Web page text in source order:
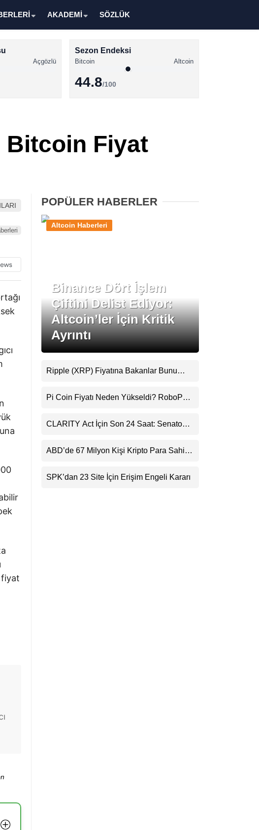
Altcoin Haberleri
XRP Haberleri
LinkedIn
Telegram
AKADEMİ SÖZLÜK
Açgözlü
Sezon Endeksi
Bitcoin Altcoin
44.8/100
Bitcoin Fiyat
fiyat
POPÜLER HABERLER
Binance Dört İşlem
Çiftini Delist Ediyor:
Altcoin’ler İçin Kritik
Ayrıntı
Altcoin Haberleri
Ripple (XRP) Fiyatına Bakanlar Bunu
Uyarı
Pi Coin Fiyatı Neden Yükseldi? RoboPay
Destekledi
CLARITY Act İçin Son 24 Saat: Senato
Beklentisini Bozabilir
ABD’de 67 Milyon Kişi Kripto Para Sahibi:
SPK’dan 23 Site İçin Erişim Engeli Kararı